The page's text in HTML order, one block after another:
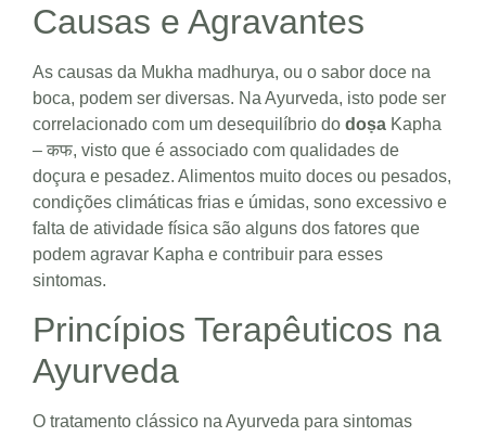
Causas e Agravantes
As causas da Mukha madhurya, ou o sabor doce na
boca, podem ser diversas. Na Ayurveda, isto pode ser
correlacionado com um desequilíbrio do doṣa Kapha
– कफ, visto que é associado com qualidades de
doçura e pesadez. Alimentos muito doces ou pesados,
condições climáticas frias e úmidas, sono excessivo e
falta de atividade física são alguns dos fatores que
podem agravar Kapha e contribuir para esses
sintomas.
Princípios Terapêuticos na
Ayurveda
O tratamento clássico na Ayurveda para sintomas